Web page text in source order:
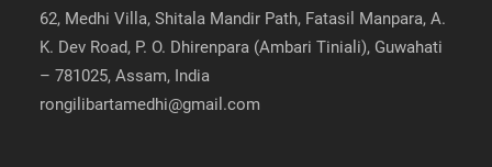
62, Medhi Villa, Shitala Mandir Path, Fatasil Manpara, A.
K. Dev Road, P. O. Dhirenpara (Ambari Tiniali), Guwahati
– 781025, Assam, India
rongilibartamedhi@gmail.com